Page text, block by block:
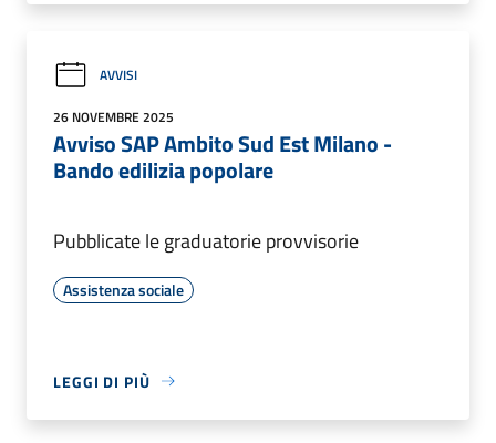
AVVISI
26 NOVEMBRE 2025
Avviso SAP Ambito Sud Est Milano -
Bando edilizia popolare
Pubblicate le graduatorie provvisorie
Assistenza sociale
LEGGI DI PIÙ